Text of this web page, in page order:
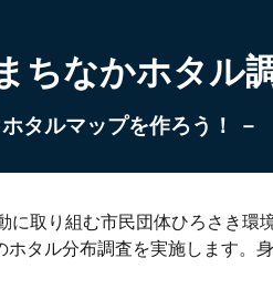
ちなかホタル
ホタルマップを作ろう！ －
取り組む市民団体ひろさき環
タル分布調査を実施します。